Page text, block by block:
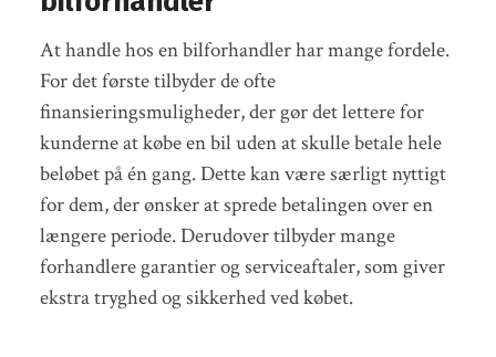
At handle hos en bilforhandler har mange fordele.
For det første tilbyder de ofte
finansieringsmuligheder, der gør det lettere for
kunderne at købe en bil uden at skulle betale hele
beløbet på én gang. Dette kan være særligt nyttigt
for dem, der ønsker at sprede betalingen over en
længere periode. Derudover tilbyder mange
forhandlere garantier og serviceaftaler, som giver
ekstra tryghed og sikkerhed ved købet.